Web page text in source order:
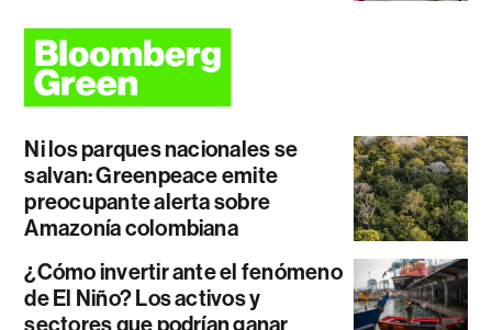
Ni los parques nacionales se
salvan: Greenpeace emite
preocupante alerta sobre
Amazonía colombiana
¿Cómo invertir ante el fenómeno
de El Niño? Los activos y
sectores que podrían ganar